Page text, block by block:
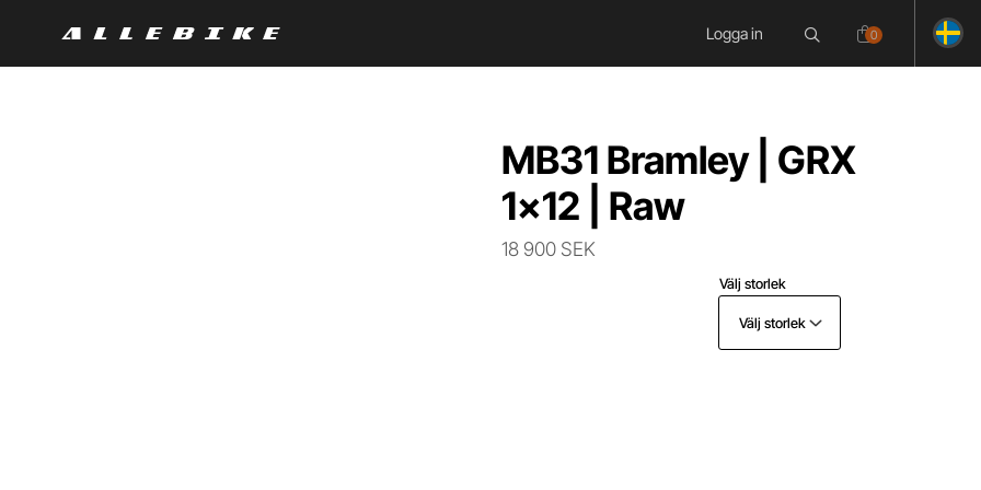
Logga in 0
MB31 Bramley | GRX
1x12 | Raw
18 900 SEK
Välj storlek
Välj storlek